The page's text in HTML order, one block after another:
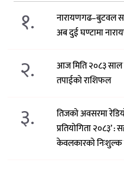
१.
नारायणगढ–बुटवल
अब दुई घण्टामा
२.
आज मिति २०८३
तपाईको राशिफल
३.
तिजको अवसरमा
प्रतियोगिता २०८३’
केवलकारको